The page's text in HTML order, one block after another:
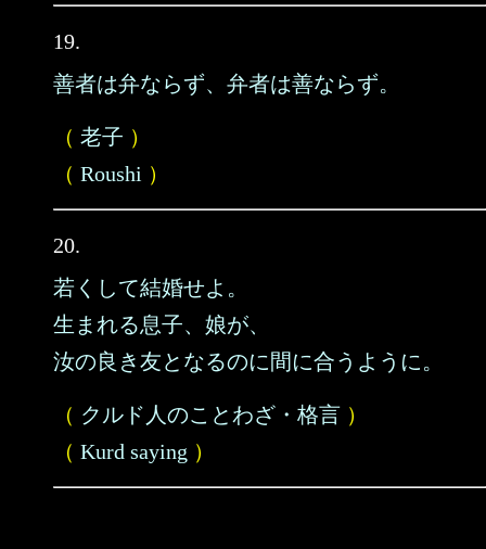
19.
善者は弁ならず、弁者は善ならず。
（ 老子 ）
（ Roushi ）
20.
若くして結婚せよ。
生まれる息子、娘が、
汝の良き友となるのに間に合うように。
（ クルド人のことわざ・格言 ）
（ Kurd saying ）